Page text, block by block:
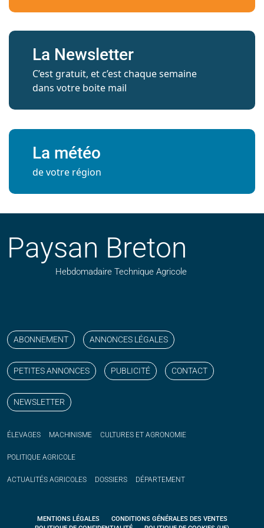
La Newsletter
C’est gratuit, et c’est chaque semaine
dans votre boite mail
La météo
de votre région
Paysan Breton
Hebdomadaire Technique Agricole
ABONNEMENT ANNONCES LÉGALES
PETITES ANNONCES PUBLICITÉ CONTACT
NEWSLETTER
ÉLEVAGES MACHINISME CULTURES ET AGRONOMIE
POLITIQUE AGRICOLE
ACTUALITÉS AGRICOLES DOSSIERS DÉPARTEMENT
MENTIONS LÉGALES
CONDITIONS GÉNÉRALES DES VENTES